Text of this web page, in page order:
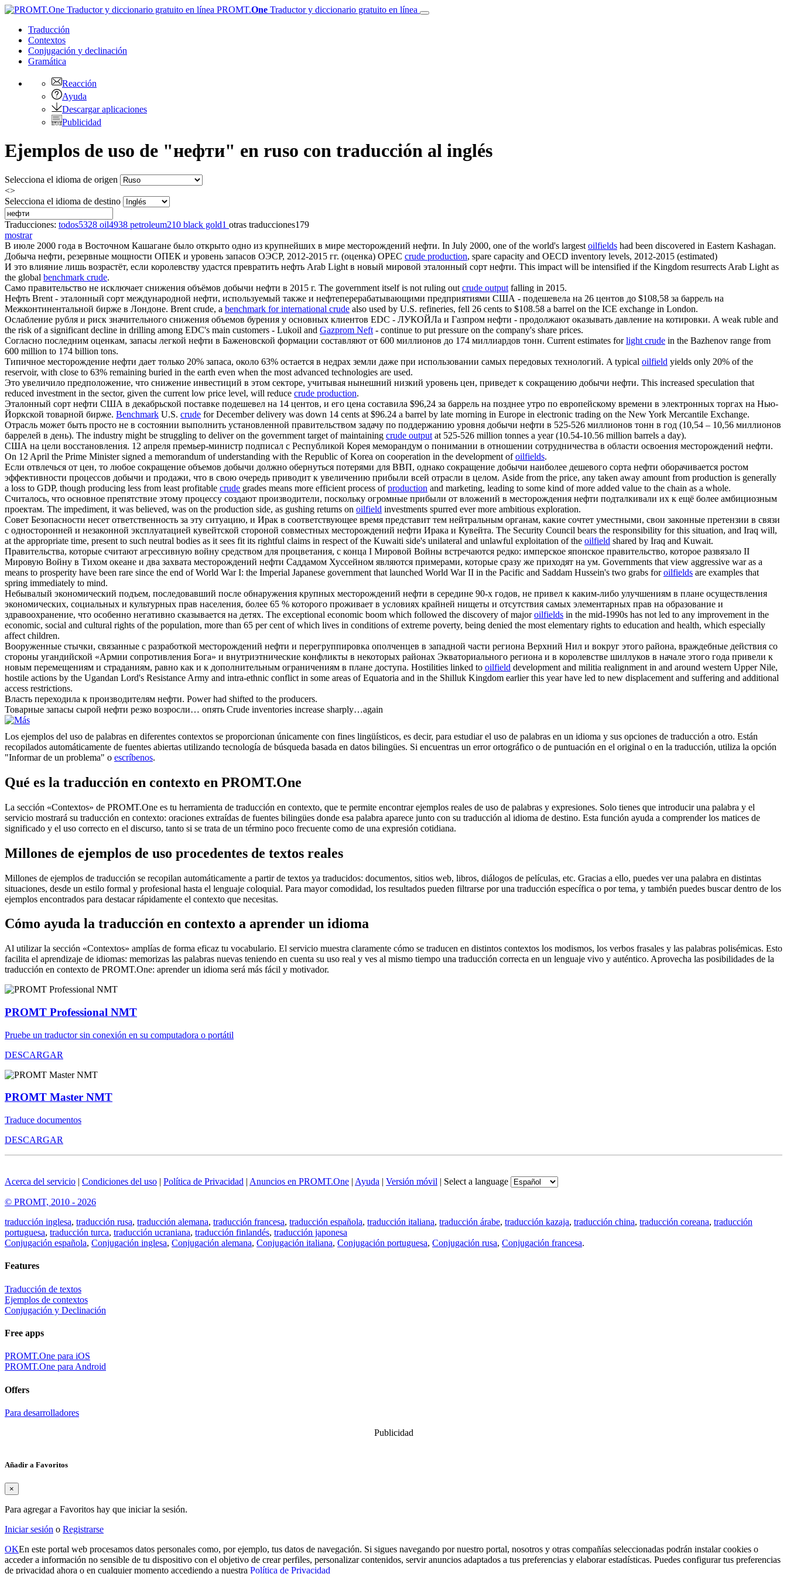
PROMT.One Traductor y diccionario gratuito en línea
Traducción
Contextos
Conjugación y declinación
Gramática
Reacción
Ayuda
Descargar aplicaciones
Publicidad
Ejemplos de uso de "нефти" en ruso con traducción al inglés
Selecciona el idioma de origen
<>
Selecciona el idioma de destino
Traducciones: todos5328 oil4938 petroleum210 black gold1 otras traducciones179
mostrar
В июле 2000 года в Восточном Кашагане было открыто одно из крупнейших в мире месторождений нефти. In July 2000, one of the world's largest oilfields had been discovered in Eastern Kashagan.
Добыча нефти, резервные мощности ОПЕК и уровень запасов ОЭСР, 2012-2015 гг. (оценка) OPEC crude production, spare capacity and OECD inventory levels, 2012-2015 (estimated)
И это влияние лишь возрастёт, если королевству удастся превратить нефть Arab Light в новый мировой эталонный сорт нефти. This impact will be intensified if the Kingdom resurrects Arab Light as
the global benchmark crude.
Само правительство не исключает снижения объёмов добычи нефти в 2015 г. The government itself is not ruling out crude output falling in 2015.
Нефть Brent - эталонный сорт международной нефти, используемый также и нефтеперерабатывающими предприятиями США - подешевела на 26 центов до $108,58 за баррель на
Межконтинентальной бирже в Лондоне. Brent crude, a benchmark for international crude also used by U.S. refineries, fell 26 cents to $108.58 a barrel on the ICE exchange in London.
Ослабление рубля и риск значительного снижения объемов бурения у основных клиентов EDC - ЛУКОЙЛа и Газпром нефти - продолжают оказывать давление на котировки. A weak ruble and
the risk of a significant decline in drilling among EDC's main customers - Lukoil and Gazprom Neft - continue to put pressure on the company's share prices.
Согласно последним оценкам, запасы легкой нефти в Баженовской формации составляют от 600 миллионов до 174 миллиардов тонн. Current estimates forlight crude in the Bazhenov range from
600 million to 174 billion tons.
Типичное месторождение нефти дает только 20% запаса, около 63% остается в недрах земли даже при использовании самых передовых технологий. A typical oilfield yields only 20% of the
reservoir, with close to 63% remaining buried in the earth even when the most advanced technologies are used.
Это увеличило предположение, что снижение инвестиций в этом секторе, учитывая нынешний низкий уровень цен, приведет к сокращению добычи нефти. This increased speculation that
reduced investment in the sector, given the current low price level, will reduce crude production.
Эталонный сорт нефти США в декабрьской поставке подешевел на 14 центов, и его цена составила $96,24 за баррель на позднее утро по европейскому времени в электронных торгах на Нью-
Йоркской товарной бирже. Benchmark U.S. crude for December delivery was down 14 cents at $96.24 a barrel by late morning in Europe in electronic trading on the New York Mercantile Exchange.
Отрасль может быть просто не в состоянии выполнить установленной правительством задачу по поддержанию уровня добычи нефти в 525-526 миллионов тонн в год (10,54 – 10,56 миллионов
баррелей в день). The industry might be struggling to deliver on the government target of maintaining crude output at 525-526 million tonnes a year (10.54-10.56 million barrels a day).
США на цели восстановления. 12 апреля премьер-министр подписал с Республикой Корея меморандум о понимании в отношении сотрудничества в области освоения месторождений нефти.
On 12 April the Prime Minister signed a memorandum of understanding with the Republic of Korea on cooperation in the development ofoilfields.
Если отвлечься от цен, то любое сокращение объемов добычи должно обернуться потерями для ВВП, однако сокращение добычи наиболее дешевого сорта нефти оборачивается ростом
эффективности процессов добычи и продажи, что в свою очередь приводит к увеличению прибыли всей отрасли в целом. Aside from the price, any taken away amount from production is generally
a loss to GDP, though producing less from least profitable crude grades means more efficient process ofproduction and marketing, leading to some kind of more added value to the chain as a whole.
Считалось, что основное препятствие этому процессу создают производители, поскольку огромные прибыли от вложений в месторождения нефти подталкивали их к ещё более амбициозным
проектам. The impediment, it was believed, was on the production side, as gushing returns on oilfield investments spurred ever more ambitious exploration.
Совет Безопасности несет ответственность за эту ситуацию, и Ирак в соответствующее время представит тем нейтральным органам, какие сочтет уместными, свои законные претензии в связи
с односторонней и незаконной эксплуатацией кувейтской стороной совместных месторождений нефти Ирака и Кувейта. The Security Council bears the responsibility for this situation, and Iraq will,
at the appropriate time, present to such neutral bodies as it sees fit its rightful claims in respect of the Kuwaiti side's unilateral and unlawful exploitation of the oilfield shared by Iraq and Kuwait.
Правительства, которые считают агрессивную войну средством для процветания, с конца I Мировой Войны встречаются редко: имперское японское правительство, которое развязало II
Мировую Войну в Тихом океане и два захвата месторождений нефти Саддамом Хуссейном являются примерами, которые сразу же приходят на ум. Governments that view aggressive war as a
means to prosperity have been rare since the end of World War I: the Imperial Japanese government that launched World War II in the Pacific and Saddam Hussein's two grabs foroilfields are examples that
spring immediately to mind.
Небывалый экономический подъем, последовавший после обнаружения крупных месторождений нефти в середине 90-х годов, не привел к каким-либо улучшениям в плане осуществления
экономических, социальных и культурных прав населения, более 65 % которого проживает в условиях крайней нищеты и отсутствия самых элементарных прав на образование и
здравоохранение, что особенно негативно сказывается на детях. The exceptional economic boom which followed the discovery of majoroilfields in the mid-1990s has not led to any improvement in the
economic, social and cultural rights of the population, more than 65 per cent of which lives in conditions of extreme poverty, being denied the most elementary rights to education and health, which especially
affect children.
Вооруженные стычки, связанные с разработкой месторождений нефти и перегруппировка ополченцев в западной части региона Верхний Нил и вокруг этого района, враждебные действия со
стороны угандийской «Армии сопротивления Бога» и внутриэтнические конфликты в некоторых районах Экваториального региона и в королевстве шиллуков в начале этого года привели к
новым перемещениям и страданиям, равно как и к дополнительным ограничениям в плане доступа. Hostilities linked to oilfield development and militia realignment in and around western Upper Nile,
hostile actions by the Ugandan Lord's Resistance Army and intra-ethnic conflict in some areas of Equatoria and in the Shilluk Kingdom earlier this year have led to new displacement and suffering and additional
access restrictions.
Власть переходила к производителям нефти. Power had shifted to the producers.
Товарные запасы сырой нефти резко возросли… опять Crude inventories increase sharply…again
Los ejemplos del uso de palabras en diferentes contextos se proporcionan únicamente con fines lingüísticos, es decir, para estudiar el uso de palabras en un idioma y sus opciones de traducción a otro. Están
recopilados automáticamente de fuentes abiertas utilizando tecnología de búsqueda basada en datos bilingües. Si encuentras un error ortográfico o de puntuación en el original o en la traducción, utiliza la opción
"Informar de un problema" o escríbenos.
Qué es la traducción en contexto en PROMT.One
La sección «Contextos» de PROMT.One es tu herramienta de traducción en contexto, que te permite encontrar ejemplos reales de uso de palabras y expresiones. Solo tienes que introducir una palabra y el
servicio mostrará su traducción en contexto: oraciones extraídas de fuentes bilingües donde esa palabra aparece junto con su traducción al idioma de destino. Esta función ayuda a comprender los matices de
significado y el uso correcto en el discurso, tanto si se trata de un término poco frecuente como de una expresión cotidiana.
Millones de ejemplos de uso procedentes de textos reales
Millones de ejemplos de traducción se recopilan automáticamente a partir de textos ya traducidos: documentos, sitios web, libros, diálogos de películas, etc. Gracias a ello, puedes ver una palabra en distintas
situaciones, desde un estilo formal y profesional hasta el lenguaje coloquial. Para mayor comodidad, los resultados pueden filtrarse por una traducción específica o por tema, y también puedes buscar dentro de los
ejemplos encontrados para destacar rápidamente el contexto que necesitas.
Cómo ayuda la traducción en contexto a aprender un idioma
Al utilizar la sección «Contextos» amplías de forma eficaz tu vocabulario. El servicio muestra claramente cómo se traducen en distintos contextos los modismos, los verbos frasales y las palabras polisémicas. Esto
facilita el aprendizaje de idiomas: memorizas las palabras nuevas teniendo en cuenta su uso real y ves al mismo tiempo una traducción correcta en un lenguaje vivo y auténtico. Aprovecha las posibilidades de la
traducción en contexto de PROMT.One: aprender un idioma será más fácil y motivador.
PROMT Professional NMT
Pruebe un traductor sin conexión en su computadora o portátil
DESCARGAR
PROMT Master NMT
Traduce documentos
DESCARGAR
Acerca del servicio | Condiciones del uso | Política de Privacidad | Anuncios en PROMT.One | Ayuda | Versión móvil | Select a language
© PROMT, 2010 - 2026
traducción inglesa, traducción rusa, traducción alemana, traducción francesa, traducción española, traducción italiana, traducción árabe, traducción kazaja, traducción china, traducción coreana, traducción
portuguesa, traducción turca, traducción ucraniana, traducción finlandés, traducción japonesa
Conjugación española, Conjugación inglesa, Conjugación alemana, Conjugación italiana, Conjugación portuguesa, Conjugación rusa, Conjugación francesa.
Features
Traducción de textos
Ejemplos de contextos
Conjugación y Declinación
Free apps
PROMT.One para iOS
PROMT.One para Android
Offers
Para desarrolladores
Publicidad
Añadir a Favoritos
×
Para agregar a Favoritos hay que iniciar la sesión.
Iniciar sesión o Registrarse
OKEn este portal web procesamos datos personales como, por ejemplo, tus datos de navegación. Si sigues navegando por nuestro portal, nosotros y otras compañías seleccionadas podrán instalar cookies o
acceder a información no sensible de tu dispositivo con el objetivo de crear perfiles, personalizar contenidos, servir anuncios adaptados a tus preferencias y elaborar estadísticas. Puedes configurar tus preferencias
de privacidad ahora o en cualquier momento accediendo a nuestra Política de Privacidad